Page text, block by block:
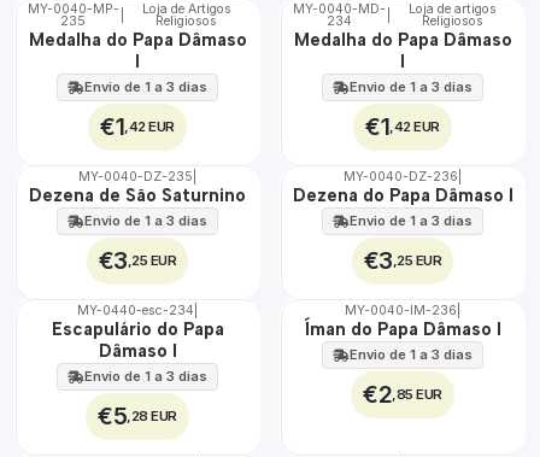
🇵🇹
100%
MY-0040-MP-
235
Loja de Artigos
Religiosos
Medalha do Papa Dâmaso
I
Envio de 1 a 3 dias
€1 ,42 EUR
🇵🇹
100%
MY-0040-MD-
234
Loja de artigos
Religiosos
Medalha do Papa Dâmaso
I
Envio de 1 a 3 dias
€1 ,42 EUR
🇵🇹
100%
MY-0040-DZ-235
Dezena de São Saturnino
Envio de 1 a 3 dias
€3 ,25 EUR
🇵🇹
100%
MY-0040-DZ-236
Dezena do Papa Dâmaso I
Envio de 1 a 3 dias
€3 ,25 EUR
🇵🇹
MY-0440-esc-234
Escapulário do Papa
Dâmaso I
Envio de 1 a 3 dias
€5 ,28 EUR
🇵🇹
100%
MY-0040-IM-236
Íman do Papa Dâmaso I
Envio de 1 a 3 dias
€2 ,85 EUR